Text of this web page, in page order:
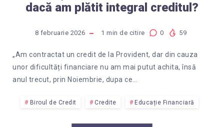
dacă am plătit integral creditul?
8 februarie 2026 1 min de citire 0 59
„Am contractat un credit de la Provident, dar din cauza
unor dificultăți financiare nu am mai putut achita, însă
anul trecut, prin Noiembrie, dupa ce…
Biroul de Credit Credite Educație Financiară